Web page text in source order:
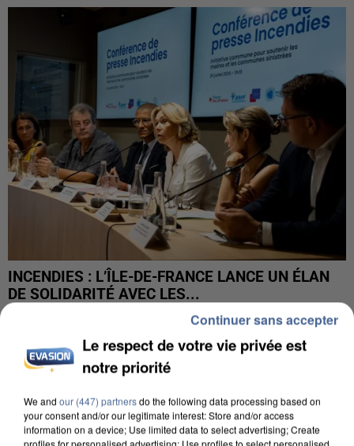
INCENDIES : L’ÎLE-DE-FRANCE LANCE UN ÉLAN
DE SOLIDARITÉ AVEC LES...
Le respect de votre vie privée est
notre priorité
We and our (447) partnersdo the following data processing based on
your consent and/or our legitimate interest: Store and/or access
information on a device; Use limited data to select advertising; Create
profiles for personalised advertising; Use profiles to select personalised
Continuer sans accepter